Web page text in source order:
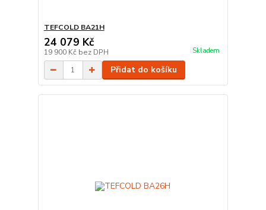
TEFCOLD BA21H
24 079 Kč
19 900 Kč bez DPH Skladem
Přidat do košíku